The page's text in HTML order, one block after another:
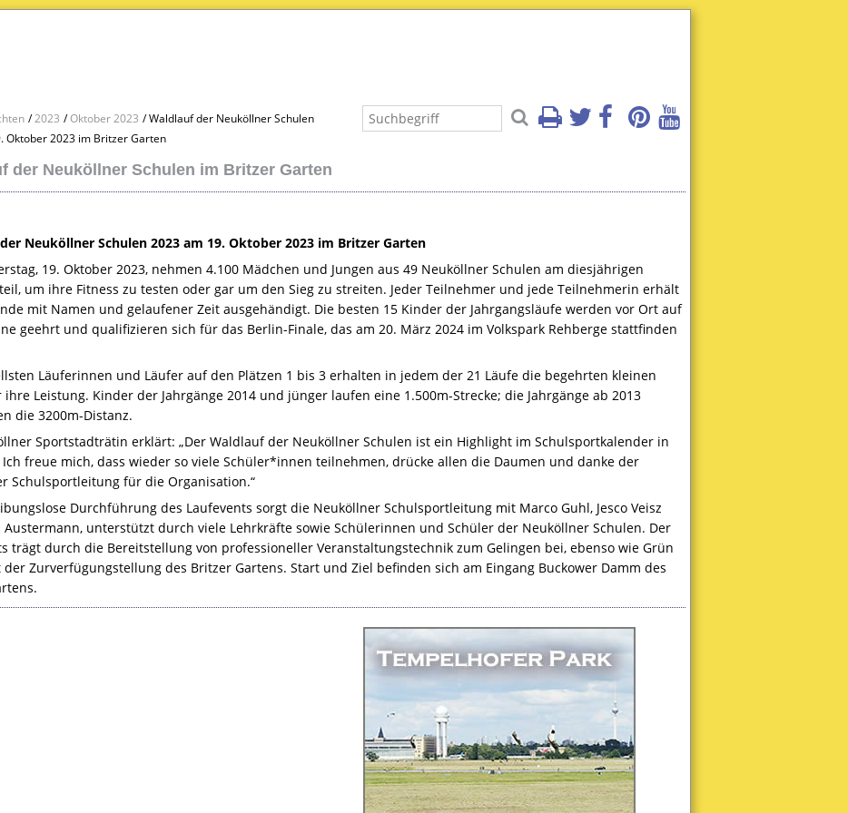
2023 Oktober 2023
Waldlauf der Neuköllner Schulen
Oktober 2023 im Britzer Garten
der Neuköllner Schulen im Britzer Garten
Neuköllner Schulen 2023 am 19. Oktober 2023 im Britzer Garten
19. Oktober 2023, nehmen 4.100 Mädchen und Jungen aus 49 Neuköllner Schulen am diesjährigen
um ihre Fitness zu testen oder gar um den Sieg zu streiten. Jeder Teilnehmer und jede Teilnehmerin erhält
mit Namen und gelaufener Zeit ausgehändigt. Die besten 15 Kinder der Jahrgangsläufe werden vor Ort auf
geehrt und qualifizieren sich für das Berlin-Finale, das am 20. März 2024 im Volkspark Rehberge stattfinden
Läuferinnen und Läufer auf den Plätzen 1 bis 3 erhalten in jedem der 21 Läufe die begehrten kleinen
ihre Leistung. Kinder der Jahrgänge 2014 und jünger laufen eine 1.500m-Strecke; die Jahrgänge ab 2013
die 3200m-Distanz.
Sportstadträtin erklärt: „Der Waldlauf der Neuköllner Schulen ist ein Highlight im Schulsportkalender in
freue mich, dass wieder so viele Schüler*innen teilnehmen, drücke allen die Daumen und danke der
Schulsportleitung für die Organisation.“
Durchführung des Laufevents sorgt die Neuköllner Schulsportleitung mit Marco Guhl, Jesco Veisz
Austermann, unterstützt durch viele Lehrkräfte sowie Schülerinnen und Schüler der Neuköllner Schulen. Der
trägt durch die Bereitstellung von professioneller Veranstaltungstechnik zum Gelingen bei, ebenso wie Grün
Zurverfügungstellung des Britzer Gartens. Start und Ziel befinden sich am Eingang Buckower Damm des